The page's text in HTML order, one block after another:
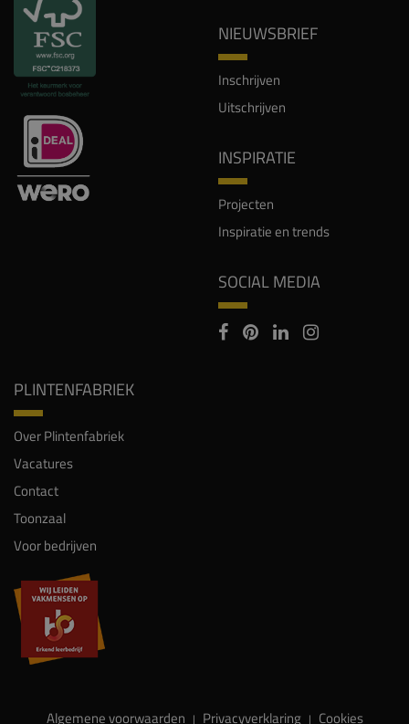
NIEUWSBRIEF
Inschrijven
Uitschrijven
INSPIRATIE
Projecten
Inspiratie en trends
SOCIAL MEDIA
PLINTENFABRIEK
Over Plintenfabriek
Vacatures
Contact
Toonzaal
Voor bedrijven
Algemene voorwaarden | Privacyverklaring | Cookies